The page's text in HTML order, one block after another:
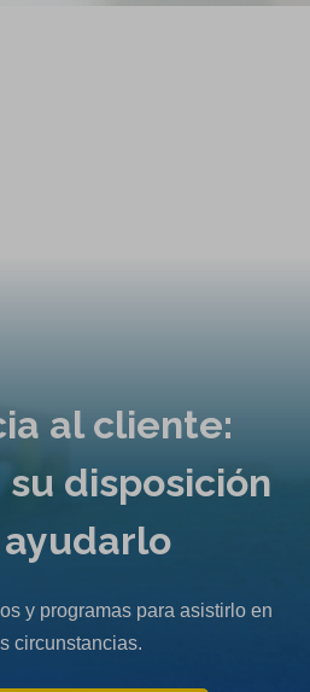
al cliente:
disposición
y programas para asistirlo en
circunstancias.